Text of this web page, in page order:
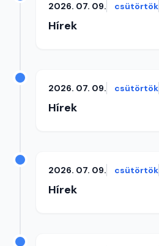
2026. 07. 09. csütörtök
Hírek
2026. 07. 09. csütörtök
Hírek
2026. 07. 09. csütörtök
Hírek